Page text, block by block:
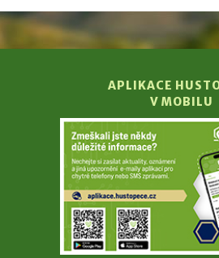
APLIKACE
V MOBILU